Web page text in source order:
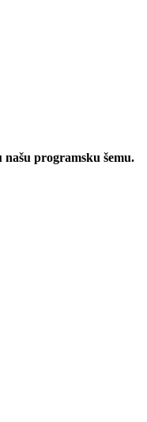
našu programsku šemu.